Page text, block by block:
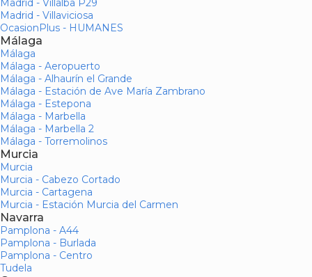
Madrid - Villalba P29
Madrid - Villaviciosa
OcasionPlus - HUMANES
Málaga
Málaga
Málaga - Aeropuerto
Málaga - Alhaurín el Grande
Málaga - Estación de Ave María Zambrano
Málaga - Estepona
Málaga - Marbella
Málaga - Marbella 2
Málaga - Torremolinos
Murcia
Murcia
Murcia - Cabezo Cortado
Murcia - Cartagena
Murcia - Estación Murcia del Carmen
Navarra
Pamplona - A44
Pamplona - Burlada
Pamplona - Centro
Tudela